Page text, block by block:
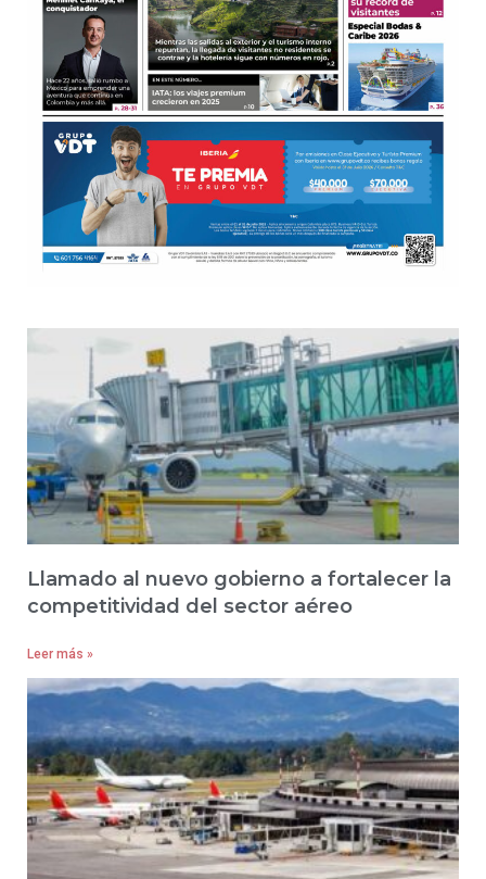
Llamado al nuevo gobierno a fortalecer la
competitividad del sector aéreo
Leer más »